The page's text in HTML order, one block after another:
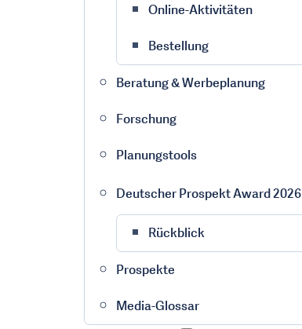
Online-Aktivitäten
Bestellung
Beratung & Werbeplanung
Forschung
Planungstools
Deutscher Prospekt Award 2026
Rückblick
Prospekte
Media-Glossar